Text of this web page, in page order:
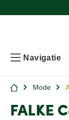
Navigatie
Mode
FALKE